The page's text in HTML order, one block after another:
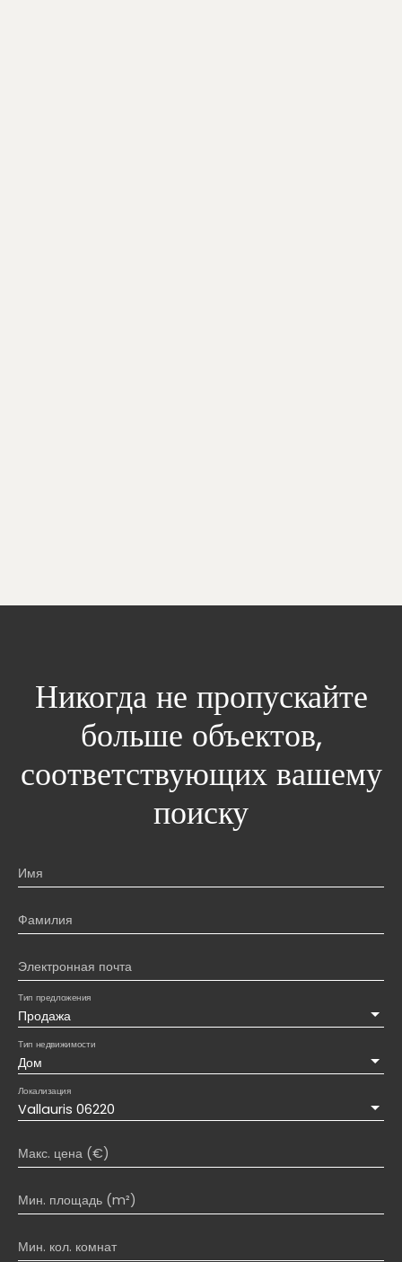
Никогда не пропускайте
больше объектов,
соответствующих вашему
поиску
Имя
Фамилия
Электронная почта
Продажа
Тип предложения
Дом
Тип недвижимости
Vallauris 06220
Локализация
Макс. цена (€)
Мин. площадь (m²)
Мин. кол. комнат